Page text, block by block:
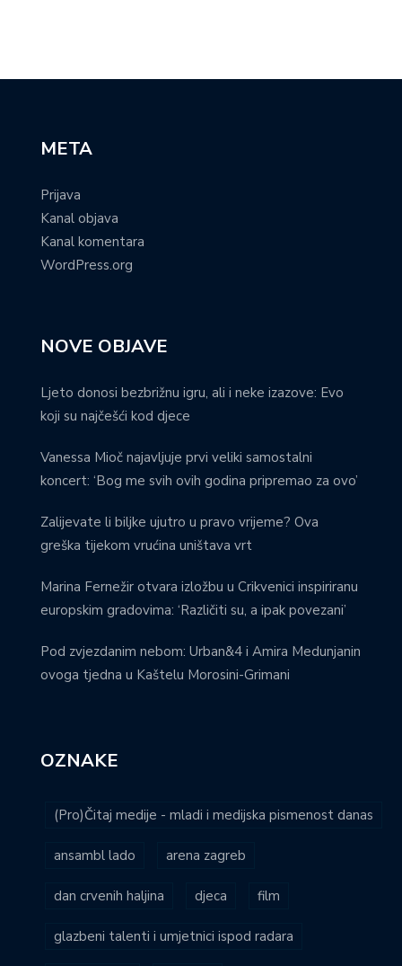
META
Prijava
Kanal objava
Kanal komentara
WordPress.org
NOVE OBJAVE
Ljeto donosi bezbrižnu igru, ali i neke izazove: Evo
koji su najčešći kod djece
Vanessa Mioč najavljuje prvi veliki samostalni
koncert: ‘Bog me svih ovih godina pripremao za ovo’
Zalijevate li biljke ujutro u pravo vrijeme? Ova
greška tijekom vrućina uništava vrt
Marina Fernežir otvara izložbu u Crikvenici inspiriranu
europskim gradovima: ‘Različiti su, a ipak povezani’
Pod zvjezdanim nebom: Urban&4 i Amira Medunjanin
ovoga tjedna u Kaštelu Morosini-Grimani
OZNAKE
(Pro)Čitaj medije - mladi i medijska pismenost danas
ansambl lado arena zagreb
dan crvenih haljina djeca film
glazbeni talenti i umjetnici ispod radara